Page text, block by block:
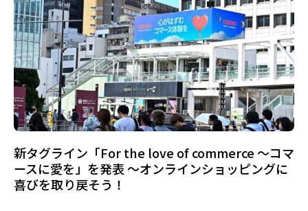
新タグライン「For the love of commerce ～コマ
ースに愛を」を発表 ～オンラインショッピングに
喜びを取り戻そう！